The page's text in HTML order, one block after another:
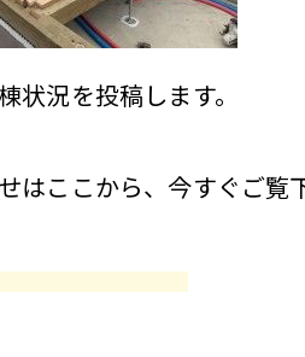
状況を投稿します。
はここから、今すぐご覧